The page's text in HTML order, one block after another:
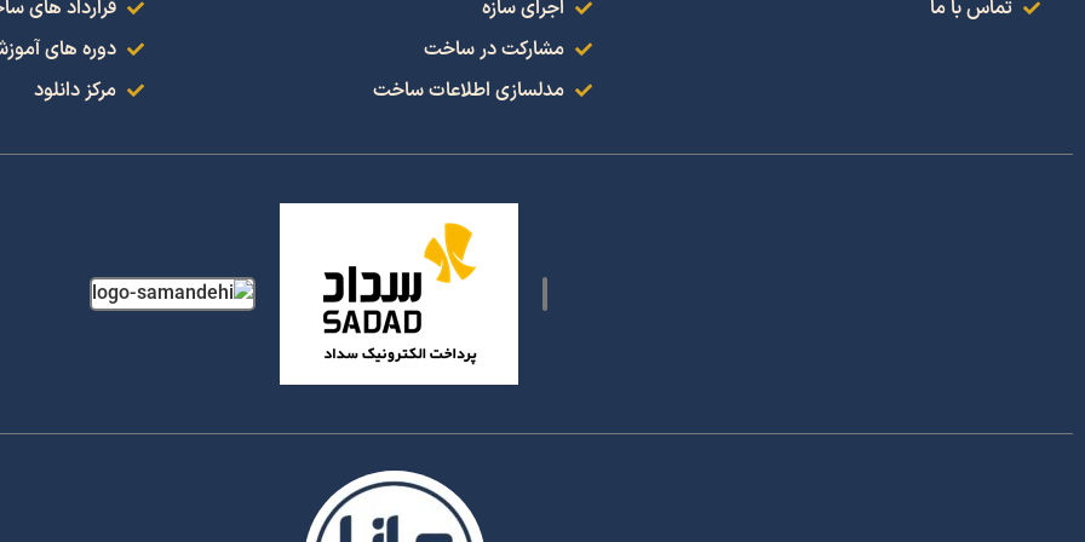
تماس با ما
اجرای سازه
مشارکت در ساخت
مدلسازی اطلاعات ساخت
قرارداد های
دوره های
مرکز دانلود